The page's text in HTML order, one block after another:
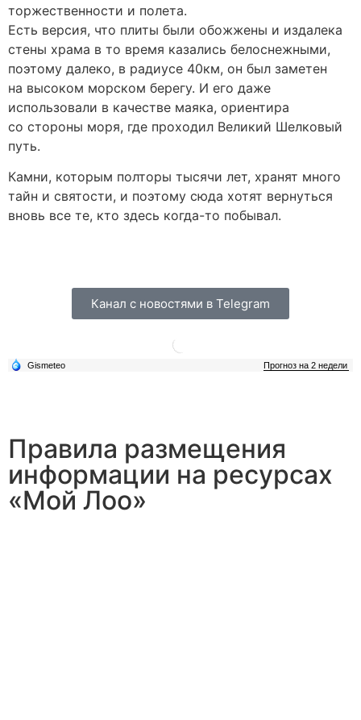
торжественности и полета.
Есть версия, что плиты были обожжены и издалека
стены храма в то время казались белоснежными,
поэтому далеко, в радиусе 40км, он был заметен
на высоком морском берегу. И его даже
использовали в качестве маяка, ориентира
со стороны моря, где проходил Великий Шелковый
путь.
Камни, которым полторы тысячи лет, хранят много
тайн и святости, и поэтому сюда хотят вернуться
вновь все те, кто здесь когда-то побывал.
Канал с новостями в Telegram
Правила размещения
информации на ресурсах
«Мой Лоо»